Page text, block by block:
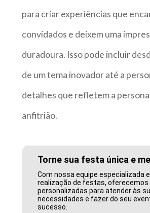
para criar experiências que
convidados e deixem uma
duradoura. Isso pode incluir
de um tema inovador até a
detalhes que refletem a
anfitrião.
Torne sua festa única e
Com nossa equipe especializada
realização de festas, oferecemos
personalizadas para atender às
necessidades e fazer do seu
sucesso.